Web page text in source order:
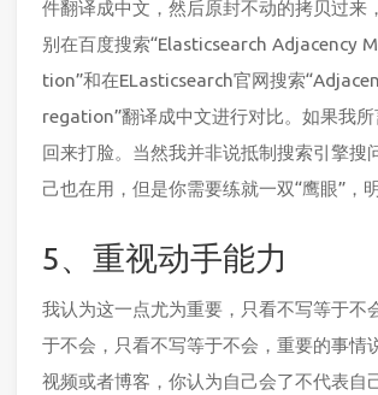
件翻译成中文，然后原封不动的拷贝过来
别在百度搜索“Elasticsearch Adjacency
tion”和在ELasticsearch官网搜索
regation”翻译成中文进行对比。如果我所
回来打脸。当然我并非说抵制搜索引擎搜
己也在用，但是你需要练就一双“鹰眼”，
5、重视动手能力
我认为这一点尤为重要，只看不写等于不
于不会，只看不写等于不会，重要的事情
视频或者博客，你认为自己会了不代表自